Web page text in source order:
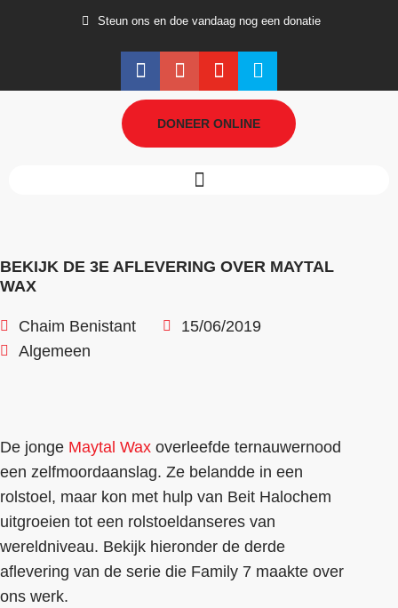
Steun ons en doe vandaag nog een donatie
DONEER ONLINE
BEKIJK DE 3E AFLEVERING OVER MAYTAL
WAX
Chaim Benistant
15/06/2019
Algemeen
De jonge Maytal Wax overleefde ternauwernood
een zelfmoordaanslag. Ze belandde in een
rolstoel, maar kon met hulp van Beit Halochem
uitgroeien tot een rolstoeldanseres van
wereldniveau. Bekijk hieronder de derde
aflevering van de serie die Family 7 maakte over
ons werk.